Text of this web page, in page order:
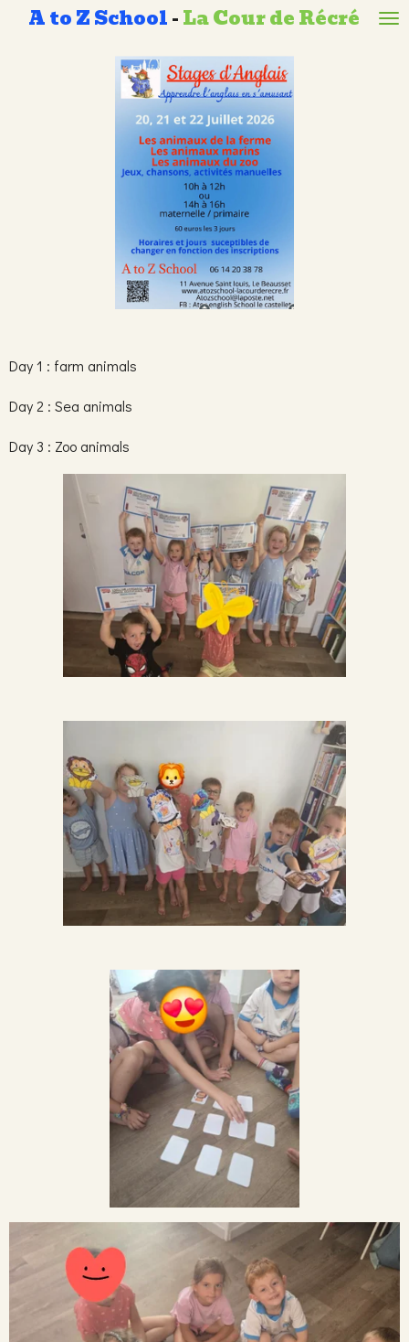
Passer
A to Z School-La Cour de Récré
Day 1 : farm animals
Day 2 : Sea animals
Day 3 : Zoo animals